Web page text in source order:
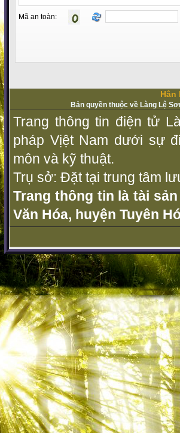
Mã an toàn:
Hân
Bản quyền thuộc về Làng Lệ
Trang thông tin điện tử
pháp Vịệt Nam dưới sự
môn và kỹ thuật.
Trụ sở: Đặt tại trung tâm
Trang thông tin là tài
Văn Hóa, huyện Tuyên